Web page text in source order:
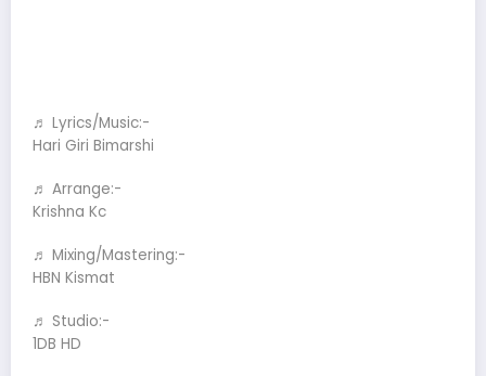
♬ Lyrics/Music:-
Hari Giri Bimarshi
♬ Arrange:-
Krishna Kc
♬ Mixing/Mastering:-
HBN Kismat
♬ Studio:-
1DB HD